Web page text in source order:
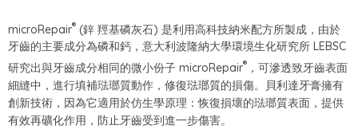
microRepair® (鋅 羥基磷灰石) 是利用高科技納米配方所製成，由於
牙齒的主要成分為磷和鈣，意大利波隆納大學環境生化研究所 LEBSC
研究出與牙齒成分相同的微小份子 microRepair® ，可滲透致牙齒表面
細縫中，進行填補琺瑯質動作，修復琺瑯質的損傷。貝利達牙膏擁有
創新技術，因為它適用於仿生學原理：恢復損壞的琺瑯質表面，提供
有效再礦化作用，防止牙齒受到進一步傷害。